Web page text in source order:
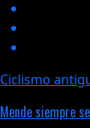
Ciclismo
Mende siempre